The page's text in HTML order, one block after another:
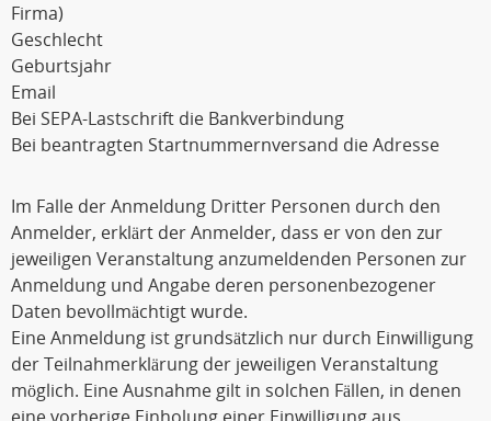
Firma)
Geschlecht
Geburtsjahr
Email
Bei SEPA-Lastschrift die Bankverbindung
Bei beantragten Startnummernversand die Adresse
Im Falle der Anmeldung Dritter Personen durch den
Anmelder, erklärt der Anmelder, dass er von den zur
jeweiligen Veranstaltung anzumeldenden Personen zur
Anmeldung und Angabe deren personenbezogener
Daten bevollmächtigt wurde.
Eine Anmeldung ist grundsätzlich nur durch Einwilligung
der Teilnahmerklärung der jeweiligen Veranstaltung
möglich. Eine Ausnahme gilt in solchen Fällen, in denen